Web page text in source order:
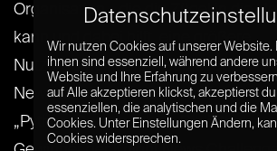
Organisation – die die Zügel in die
kann und dabei hilft, eine größere
Nutzergemeinschaft aufzubauen.
News Data Application“, nicht zu
„Python-Datenanalyse-Bibliothek„),
Wir nutzen Cookies auf unserer Website.
ihnen sind essenziell, während andere
Website und Ihre Erfahrung zu
auf Alle akzeptieren klickst, akzeptierst
essenziellen, die analytischen und die
Cookies. Unter Einstellungen Ändern,
Cookies widersprechen.